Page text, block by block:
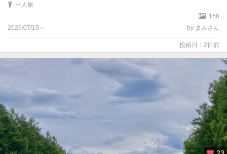
一人旅
168
2026/07/19～
by まみさん
投稿日：2日前